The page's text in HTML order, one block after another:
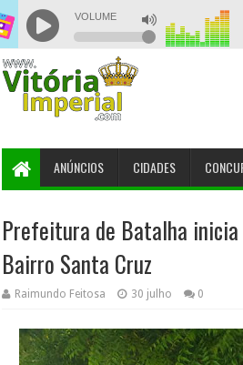
ANÚNCIOS CIDADES
Prefeitura de Batalha
Bairro Santa Cruz
Raimundo Feitosa 30 julho 0